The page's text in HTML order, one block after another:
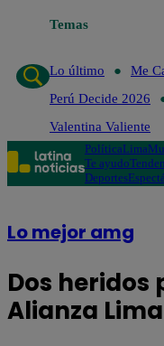
TemasLo último
Lo último
Me
Perú Decide 2026
Valentina Valiente
PolíticaLima
Te ayudo
Deportes
Lo mejor amg
Dos
Alianza